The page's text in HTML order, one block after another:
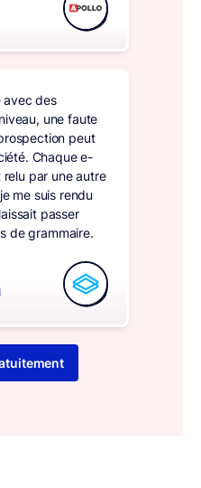
avec des
une faute
peut
Chaque e-
par une autre
me suis rendu
passer
de grammaire.